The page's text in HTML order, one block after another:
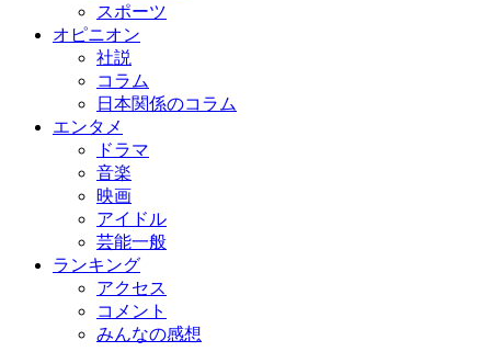
スポーツ
オピニオン
社説
コラム
日本関係のコラム
エンタメ
ドラマ
音楽
映画
アイドル
芸能一般
ランキング
アクセス
コメント
みんなの感想